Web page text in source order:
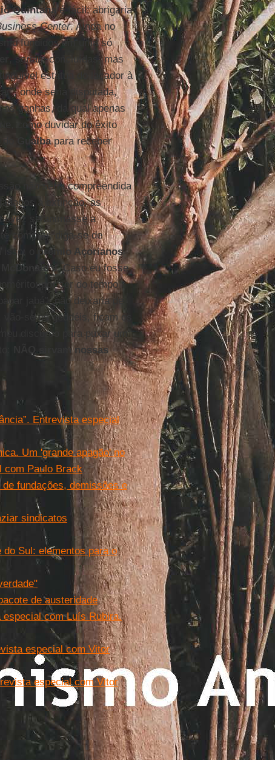
Quintanaé fácil: abrigaria
Center. Ainda no
fundidos em uma só
, seriam concluídas, mas
estátua do laçador à
onde seria disputada,
ganhas, da qual apenas
como duvidar do êxito
Guaíbapara receber
não seria compreendida
à extinção, as
se animasse a
comprar, diga-se de
o
prêmio Açorianos
McDonald’s. Caso eu fosse
por ser do tempo
jabá”, não deixaria de
se os geddéis, ficam os
discurso para puxar um
NÃO sirvam nossas
Entrevista especial
Um 'grande apagão' no
com Paulo Brack
fundações, demissões e
sindicatos
Sul: elementos para o
de austeridade
com Luís Rubira.
especial com Vitor
especial com Vitor